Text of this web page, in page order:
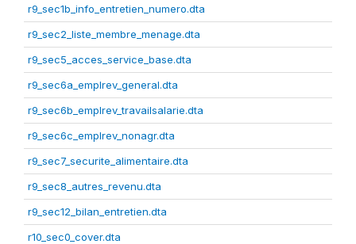
r9_sec1b_info_entretien_numero.dta
r9_sec2_liste_membre_menage.dta
r9_sec5_acces_service_base.dta
r9_sec6a_emplrev_general.dta
r9_sec6b_emplrev_travailsalarie.dta
r9_sec6c_emplrev_nonagr.dta
r9_sec7_securite_alimentaire.dta
r9_sec8_autres_revenu.dta
r9_sec12_bilan_entretien.dta
r10_sec0_cover.dta